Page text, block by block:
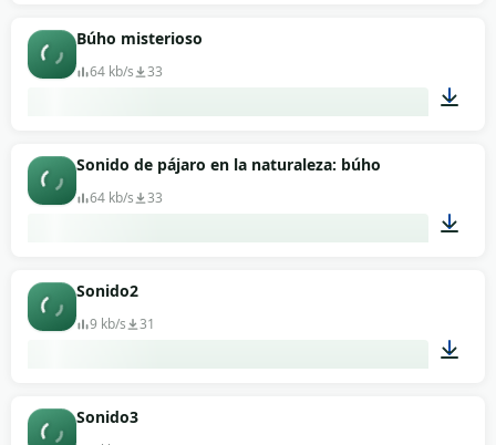
Búho misterioso
64 kb/s 33
Sonido de pájaro en la naturaleza: búho
64 kb/s 33
Sonido2
9 kb/s 31
Sonido3